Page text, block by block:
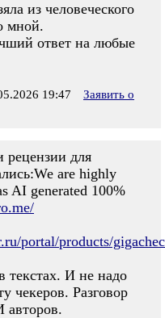
из человеческого
мной.
ответ на любые
19:47
Заявить о
рецензии для
are highly
AI generated 100%
portal/products/
текстах. И не надо
чекеров. Разговор
авторов.